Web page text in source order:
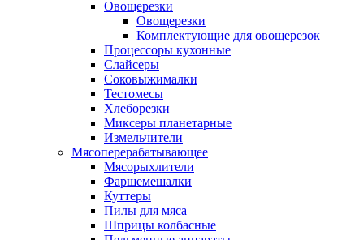
Овощерезки
Овощерезки
Комплектующие для овощерезок
Процессоры кухонные
Слайсеры
Соковыжималки
Тестомесы
Хлеборезки
Миксеры планетарные
Измельчители
Мясоперерабатывающее
Мясорыхлители
Фаршемешалки
Куттеры
Пилы для мяса
Шприцы колбасные